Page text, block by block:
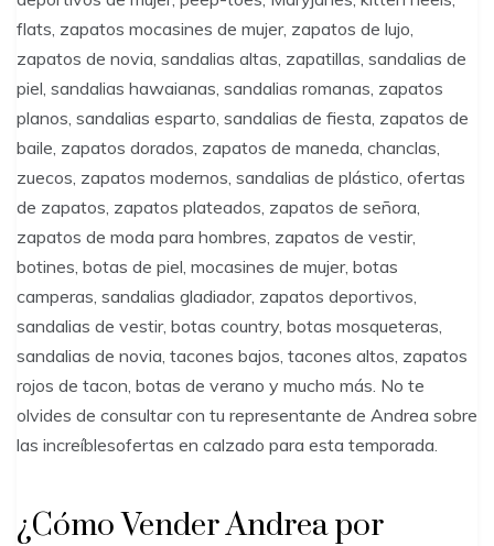
flats, zapatos mocasines de mujer, zapatos de lujo,
zapatos de novia, sandalias altas, zapatillas, sandalias de
piel, sandalias hawaianas, sandalias romanas, zapatos
planos, sandalias esparto, sandalias de fiesta, zapatos de
baile, zapatos dorados, zapatos de maneda, chanclas,
zuecos, zapatos modernos, sandalias de plástico, ofertas
de zapatos, zapatos plateados, zapatos de señora,
zapatos de moda para hombres, zapatos de vestir,
botines, botas de piel, mocasines de mujer, botas
camperas, sandalias gladiador, zapatos deportivos,
sandalias de vestir, botas country, botas mosqueteras,
sandalias de novia, tacones bajos, tacones altos, zapatos
rojos de tacon, botas de verano y mucho más. No te
olvides de consultar con tu representante de Andrea sobre
las increíblesofertas en calzado para esta temporada.
¿Cómo Vender Andrea por